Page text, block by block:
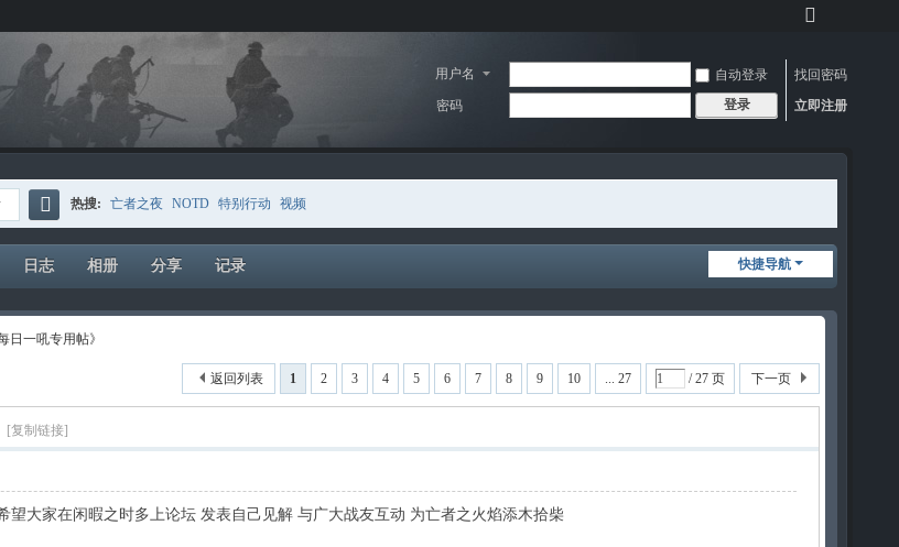
到
宽
版
用户名 自动登录
找回密码
密码
登录 立即注册
搜
索
热搜: 亡者之夜 NOTD 特别行动 视频
快捷导航
日志 相册 分享 记录
日一吼专用帖》
1 2 3 4 5 6 7 8 9 10 ... 27 / 27 页 下一页
返回列表
[复制链接]
望大家在闲暇之时多上论坛 发表自己见解 与广大战友互动 为亡者之火焰添木拾柴